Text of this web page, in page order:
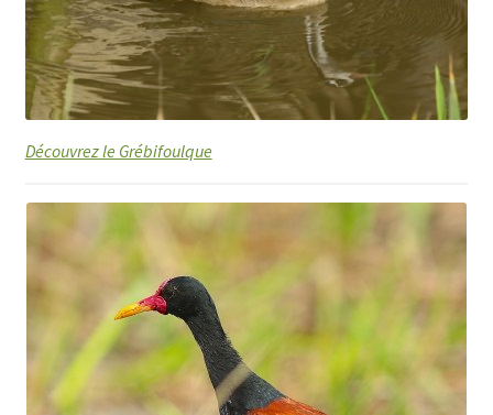
Découvrez le Grébifoulque